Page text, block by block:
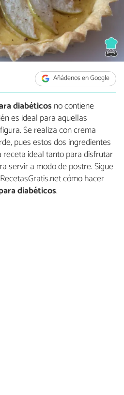
Añádenos en Google
diabéticos no contiene
es ideal para aquellas
Se realiza con crema
pues estos dos ingredientes
receta ideal tanto para disfrutar
servir a modo de postre. Sigue
cómo hacer
diabéticos.